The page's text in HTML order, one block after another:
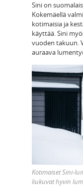
Sini on
Kokemäellä
kotimaisia ja
käyttää. Sini
vuoden takuun.
auraava
Kotimaiset Sini-
liukuvat hyvin